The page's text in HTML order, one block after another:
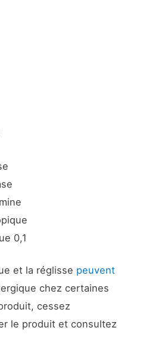
0,1
et la réglisse peuvent
chez certaines
cessez
le produit et consultez